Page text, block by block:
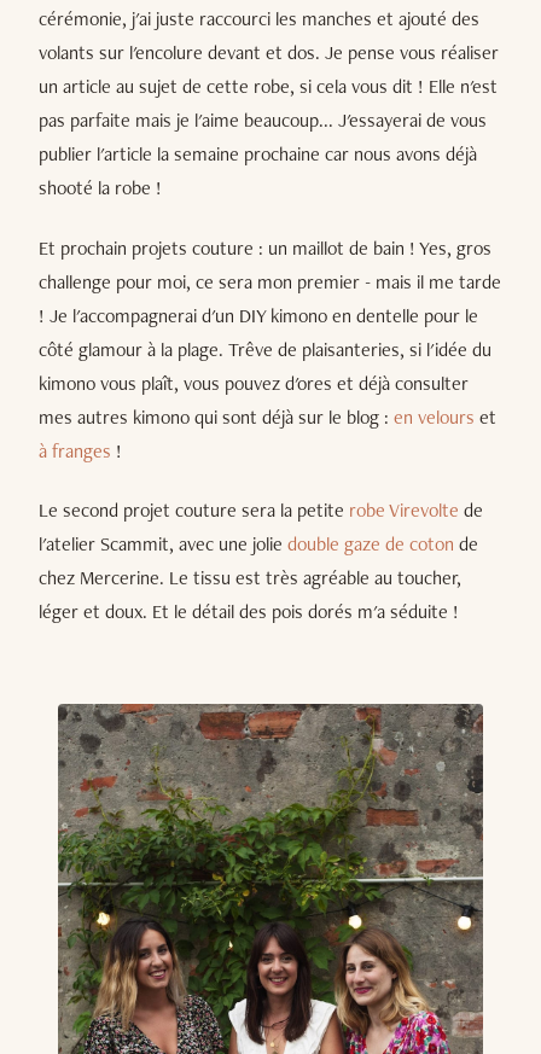
cérémonie, j'ai juste raccourci les manches et ajouté des
volants sur l'encolure devant et dos. Je pense vous réaliser
un article au sujet de cette robe, si cela vous dit ! Elle n'est
pas parfaite mais je l'aime beaucoup... J'essayerai de vous
publier l'article la semaine prochaine car nous avons déjà
shooté la robe !
Et prochain projets couture : un maillot de bain ! Yes, gros
challenge pour moi, ce sera mon premier - mais il me tarde
! Je l'accompagnerai d'un DIY kimono en dentelle pour le
côté glamour à la plage. Trêve de plaisanteries, si l'idée du
kimono vous plaît, vous pouvez d'ores et déjà consulter
mes autres kimono qui sont déjà sur le blog : en velours et
à franges !
Le second projet couture sera la petite robe Virevolte de
l'atelier Scammit, avec une jolie double gaze de coton de
chez Mercerine. Le tissu est très agréable au toucher,
léger et doux. Et le détail des pois dorés m'a séduite !